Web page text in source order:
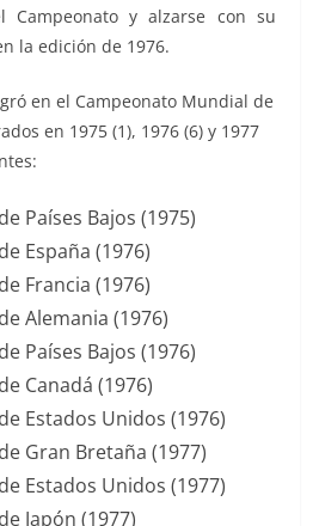
Campeonato y alzarse con su
la edición de 1976.
en el Campeonato Mundial de
en 1975 (1), 1976 (6) y 1977
Países Bajos (1975)
España (1976)
Francia (1976)
Alemania (1976)
Países Bajos (1976)
Canadá (1976)
Estados Unidos (1976)
Gran Bretaña (1977)
Estados Unidos (1977)
Japón (1977)